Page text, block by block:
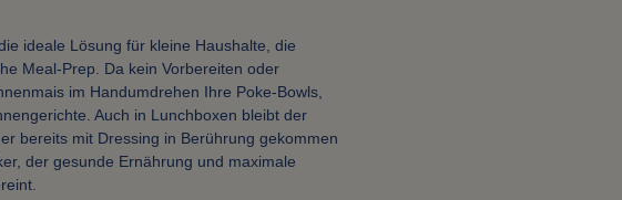
ideale Lösung für kleine Haushalte, die
Meal-Prep. Da kein Vorbereiten oder
im Handumdrehen Ihre Poke-Bowls,
Auch in Lunchboxen bleibt der
bereits mit Dressing in Berührung gekommen
der gesunde Ernährung und maximale